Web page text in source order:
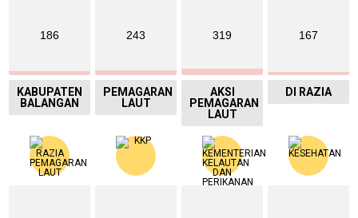
186
KABUPATEN
BALANGAN
243
PEMAGARAN
LAUT
319
AKSI
PEMAGARAN
LAUT
167
DI RAZIA